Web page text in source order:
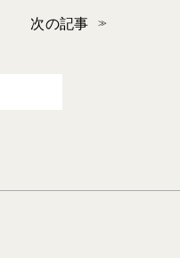
次の記事